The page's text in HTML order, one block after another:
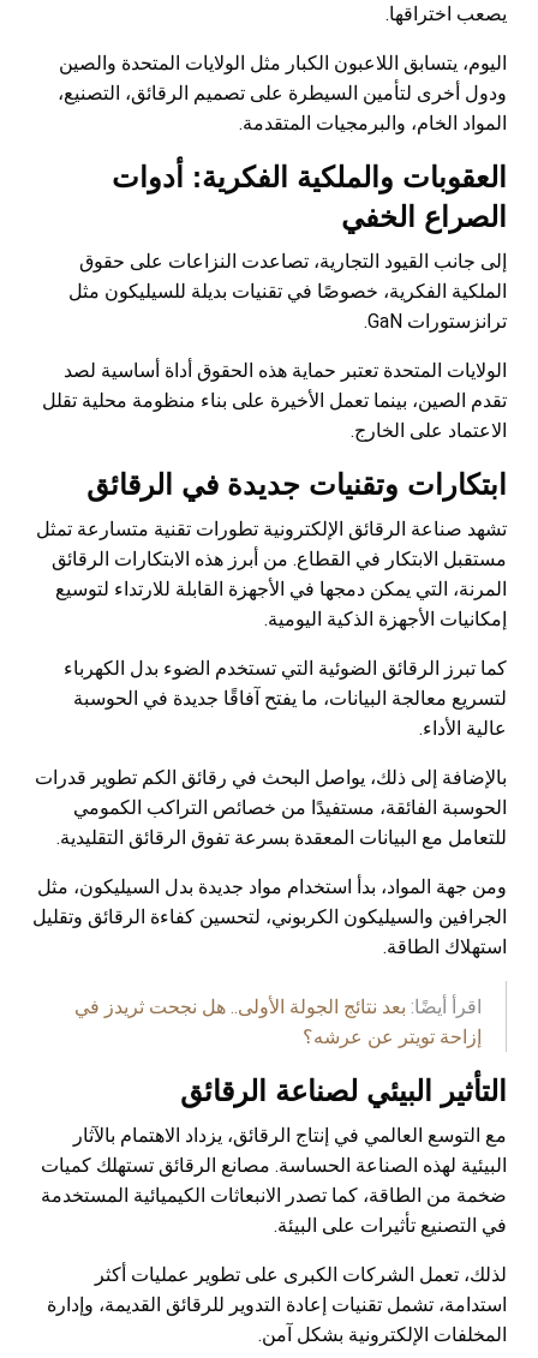
يصعب اختراقها.
اليوم، يتسابق اللاعبون الكبار مثل الولايات المتحدة والصين
ودول أخرى لتأمين السيطرة على تصميم الرقائق، التصنيع،
المواد الخام، والبرمجيات المتقدمة.
العقوبات والملكية الفكرية: أدوات
الصراع الخفي
إلى جانب القيود التجارية، تصاعدت النزاعات على حقوق
الملكية الفكرية، خصوصًا في تقنيات بديلة للسيليكون مثل
ترانزستورات GaN.
الولايات المتحدة تعتبر حماية هذه الحقوق أداة أساسية لصد
تقدم الصين، بينما تعمل الأخيرة على بناء منظومة محلية تقلل
الاعتماد على الخارج.
ابتكارات وتقنيات جديدة في الرقائق
تشهد صناعة الرقائق الإلكترونية تطورات تقنية متسارعة تمثل
مستقبل الابتكار في القطاع. من أبرز هذه الابتكارات الرقائق
المرنة، التي يمكن دمجها في الأجهزة القابلة للارتداء لتوسيع
إمكانيات الأجهزة الذكية اليومية.
كما تبرز الرقائق الضوئية التي تستخدم الضوء بدل الكهرباء
لتسريع معالجة البيانات، ما يفتح آفاقًا جديدة في الحوسبة
عالية الأداء.
بالإضافة إلى ذلك، يواصل البحث في رقائق الكم تطوير قدرات
الحوسبة الفائقة، مستفيدًا من خصائص التراكب الكمومي
للتعامل مع البيانات المعقدة بسرعة تفوق الرقائق التقليدية.
ومن جهة المواد، بدأ استخدام مواد جديدة بدل السيليكون، مثل
الجرافين والسيليكون الكربوني، لتحسين كفاءة الرقائق وتقليل
استهلاك الطاقة.
اقرأ أيضًا: بعد نتائج الجولة الأولى.. هل نجحت ثريدز في
إزاحة تويتر عن عرشه؟
التأثير البيئي لصناعة الرقائق
مع التوسع العالمي في إنتاج الرقائق، يزداد الاهتمام بالآثار
البيئية لهذه الصناعة الحساسة. مصانع الرقائق تستهلك كميات
ضخمة من الطاقة، كما تصدر الانبعاثات الكيميائية المستخدمة
في التصنيع تأثيرات على البيئة.
لذلك، تعمل الشركات الكبرى على تطوير عمليات أكثر
استدامة، تشمل تقنيات إعادة التدوير للرقائق القديمة، وإدارة
المخلفات الإلكترونية بشكل آمن.